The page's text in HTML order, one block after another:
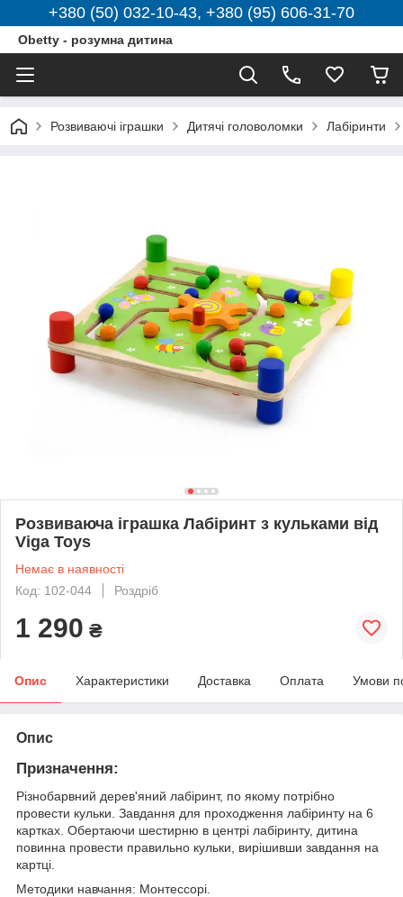
+380 (50) 032-10-43, +380 (95) 606-31-70
Obetty - розумна дитина
Розвиваючі іграшки Дитячі головоломки Лабіринти
Розвиваюча іграшка Лабіринт з кульками від
Viga Toys
Немає в наявності
Код: 102-044
Роздріб
1 290 ₴
Опис Характеристики Доставка Оплата Умови
Опис
Призначення:
Різнобарвний дерев'яний лабіринт, по якому потрібно
провести кульки. Завдання для проходження лабіринту на 6
картках. Обертаючи шестирню в центрі лабіринту, дитина
повинна провести правильно кульки, вирішивши завдання на
картці.
Методики навчання: Монтессорі.